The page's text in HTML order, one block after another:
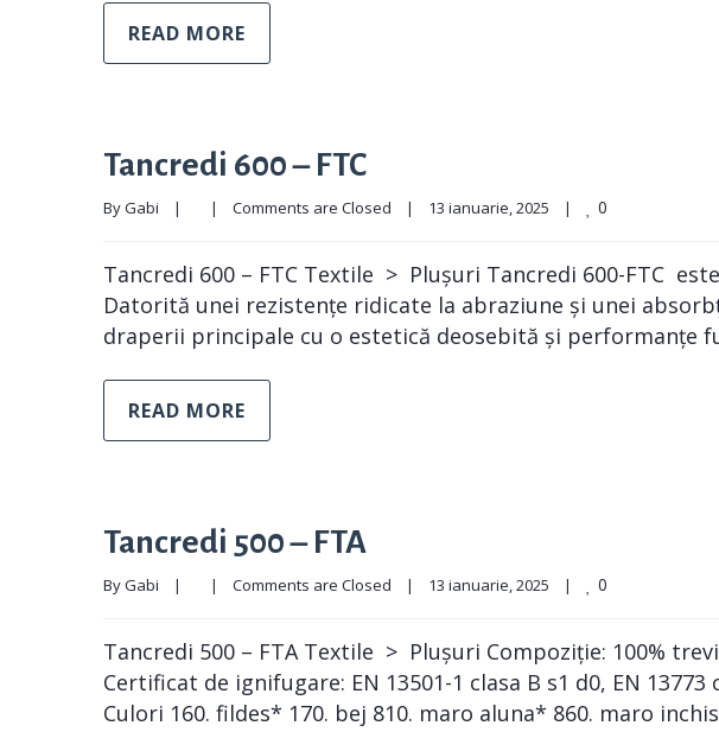
READ MORE
Tancredi 600 – FTC
By Gabi | | Comments are Closed | 13 ianuarie, 2025 | 0
Tancredi 600 – FTC Textile > Plușuri Tancredi 600-FTC
Datorită unei rezistențe ridicate la abraziune și unei
draperii principale cu o estetică deosebită și performanțe
READ MORE
Tancredi 500 – FTA
By Gabi | | Comments are Closed | 13 ianuarie, 2025 | 0
Tancredi 500 – FTA Textile > Plușuri Compoziție: 100%
Certificat de ignifugare: EN 13501-1 clasa B s1 d0, EN
Culori 160. fildes* 170. bej 810. maro aluna* 860. maro inchis